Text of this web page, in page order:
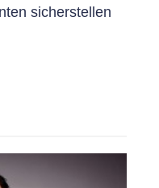
sicherstellen